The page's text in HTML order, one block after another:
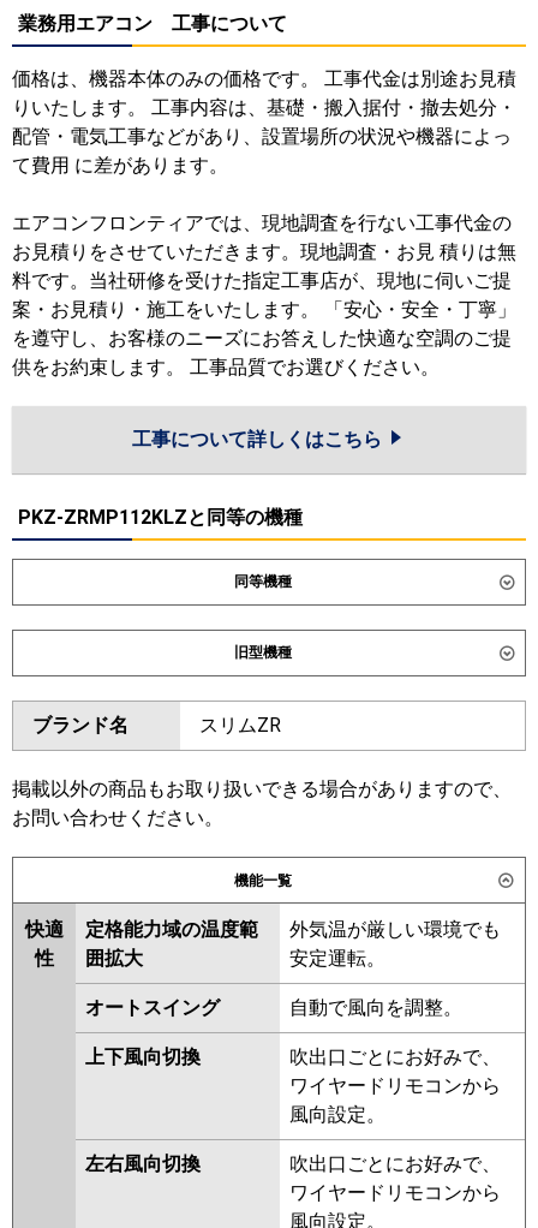
業務用エアコン 工事について
価格は、機器本体のみの価格です。 工事代金は別途お見積
りいたします。 工事内容は、基礎・搬入据付・撤去処分・
配管・電気工事などがあり、設置場所の状況や機器によっ
て費用 に差があります。
エアコンフロンティアでは、現地調査を行ない工事代金の
お見積りをさせていただきます。現地調査・お見 積りは無
料です。当社研修を受けた指定工事店が、現地に伺いご提
案・お見積り・施工をいたします。 「安心・安全・丁寧」
を遵守し、お客様のニーズにお答えした快適な空調のご提
供をお約束します。 工事品質でお選びください。
工事について詳しくはこちら
PKZ-ZRMP112KLZと同等の機種
同等機種
ダイキン SSRA112D SSRA112DN
東芝 GKXA11213MUB GKXA11213XU
三菱電機 PKZ-DHRMP112KL6
DHRMP112K6 PKZ-ZRMP112K6
PKZ-ZRMP112KL6
日立 RPK-GP112RGH6
FDKZ1126H6S
パナソニック PA-P112K7GC PA-P112K7GCX
旧型機種
ダイキン SSRA112C SSRA112CN
SSRA112BY
SSRA112BJ SSRA112BJN
SSRA112BF SSRA112BFN
SSRA112BC
東芝 RKXA11243MUB RKXA11243MU
RKXA11243XU
RKXA11233X RKXA11232M
RKXA11232X
三菱電機 PKZ-DHRMP112K5 PKZ-
DHRMP112KL5 PKZ-ZRMP112K5
PKZ-ZRMP112KL5 PKZ-
DHRMP112KL4 PKZ-
DHRMP112K4 PKZ-ZRMP112KL4
PKZ-ZRMP112K4 PKZ-
DHRMP112KL3 PKZ-
DHRMP112K3
PKZ-ZRMP112KL3
ブランド名 スリムZR
掲載以外の商品もお取り扱いできる場合がありますので、
お問い合わせください。
機能一覧
快適
性
定格能力域の温度範
囲拡大
外気温が厳しい環境でも
安定運転。
オートスイング 自動で風向を調整。
上下風向切換
吹出口ごとにお好みで、
ワイヤードリモコンから
風向設定。
左右風向切換
吹出口ごとにお好みで、
ワイヤードリモコンから
風向設定。